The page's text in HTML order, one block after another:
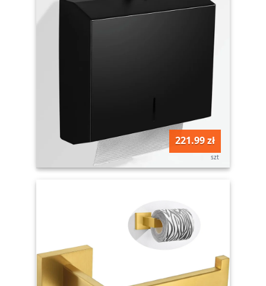
221.99 zł
szt